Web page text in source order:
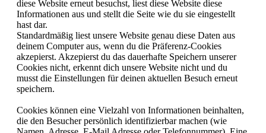
diese Website erneut besuchst, liest diese Website diese
Informationen aus und stellt die Seite wie du sie eingestellt
hast dar.
Standardmäßig liest unsere Website genau diese Daten aus
deinem Computer aus, wenn du die Präferenz-Cookies
akzepierst. Akzepierst du das dauerhafte Speichern unserer
Cookies nicht, erkennt dich unsere Website nicht und du
musst die Einstellungen für deinen aktuellen Besuch erneut
speichern.
Cookies können eine Vielzahl von Informationen beinhalten,
die den Besucher persönlich identifizierbar machen (wie